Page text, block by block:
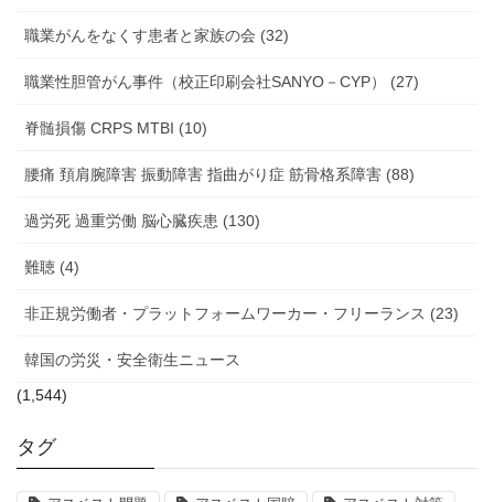
職業がんをなくす患者と家族の会 (32)
職業性胆管がん事件（校正印刷会社SANYO－CYP） (27)
脊髄損傷 CRPS MTBI (10)
腰痛 頚肩腕障害 振動障害 指曲がり症 筋骨格系障害 (88)
過労死 過重労働 脳心臓疾患 (130)
難聴 (4)
非正規労働者・プラットフォームワーカー・フリーランス (23)
韓国の労災・安全衛生ニュース
(1,544)
タグ